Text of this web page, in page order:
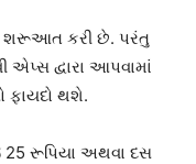
શરૂઆત કરી છે. પરંતુ
એપ્સ દ્વારા આપવામાં
ફાયદો થશે.
25 રૂપિયા અથવા દસ